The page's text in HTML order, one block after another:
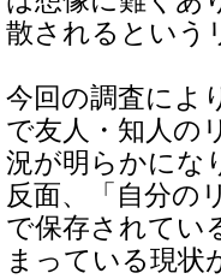
散されるという
今回の調査によ
で友人・知人の
況が明らかにな
反面、「自分の
で保存されてい
まっている現状